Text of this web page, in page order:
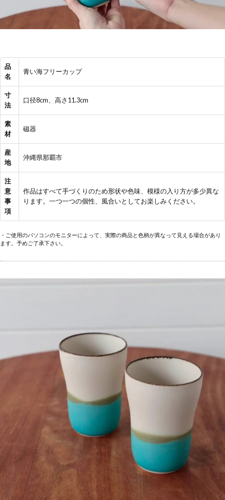
品
名
青い海フリーカップ
寸
法
口径8cm、高さ11.3cm
素
材
磁器
産
地
沖縄県那覇市
注
意
事
項
作品はすべて手づくりのため形状や色味、模様の入り方が多少異な
ります。一つ一つの個性、風合いとしてお楽しみください。
・ご使用のパソコンのモニターによって、実際の商品と色柄が異なって見える場合があり
ます。予めご了承下さい。